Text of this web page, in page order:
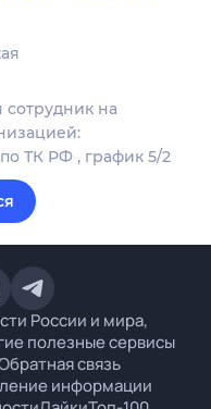
на
ТК РФ , график 5/2
России и мира,
полезные сервисы
связь
информации